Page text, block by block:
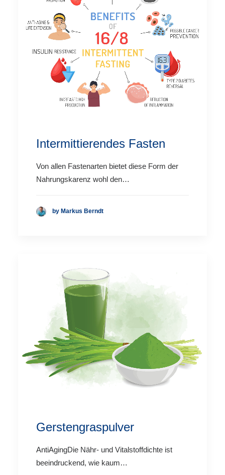
Intermittierendes Fasten
Von allen Fastenarten bietet diese Form der
Nahrungskarenz wohl den…
by Markus Berndt
Gerstengraspulver
AntiAgingDie Nähr- und Vitalstoffdichte ist
beeindruckend, wie kaum…